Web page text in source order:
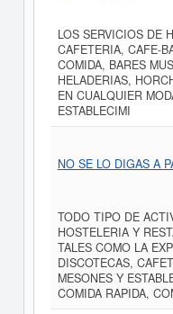
LOS SERVICIOS DE
CAFETERIA, CAFE-
COMIDA, BARES
HELADERIAS,
EN CUALQUIER
ESTABLECIMI
NO SE LO DIGAS A
TODO TIPO DE
HOSTELERIA Y
TALES COMO LA
DISCOTECAS,
MESONES Y
COMIDA RAPIDA,